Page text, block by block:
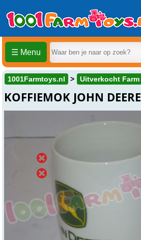
☰ Menu
1001Farmtoys.nl Uitverkocht Farm
KOFFIEMOK JOHN DEERE
Uitverkocht
Uitverkocht
Over dit product